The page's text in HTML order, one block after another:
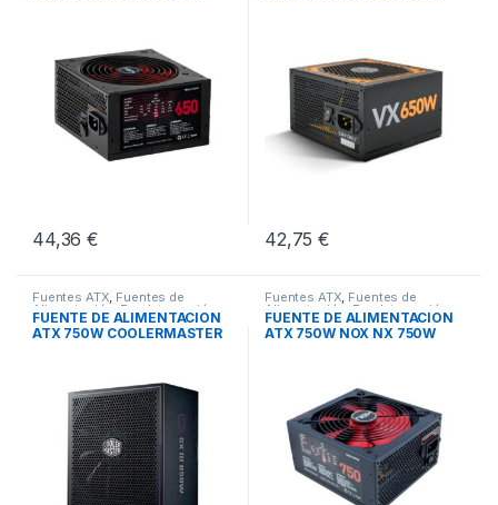
44,36€ 42,75€
Fuentes ATX, Fuentes de
Alimentación ,Pcs Integración
FUENTE DE ALIMENTACION
ATX 750W COOLERMASTER
Fuentes ATX, Fuentes de
Alimentación ,Pcs Integración
FUENTE DE ALIMENTACION
ATX 750W NOX NX 750W